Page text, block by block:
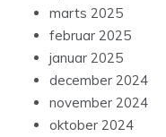
marts 2025
februar 2025
januar 2025
december 2024
november 2024
oktober 2024